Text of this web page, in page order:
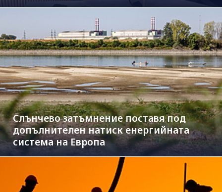
Слънчево затъмнение поставя под
допълнителен натиск енергийната
система на Европа